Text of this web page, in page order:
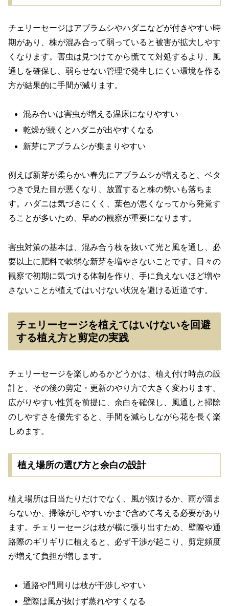
チェリーセージはアブラムシやハダニなどが付きやすい時
期があり、株が混み合って弱っていると被害が拡大しやす
くなります。害虫は見つけてから慌てて対処するより、風
通しを確保し、弱らせない管理で発生しにくい環境を作る
方が結果的に手間が減ります。
混み合いは害虫が増える温床になりやすい
乾燥が続くとハダニが出やすくなる
新芽にアブラムシが集まりやすい
例えば新芽が柔らかい春先にアブラムシが増えると、ベタ
つきで見た目が悪くなり、放置すると株の勢いも落ちま
す。ハダニは気づきにくく、葉色が悪くなってから発覚す
ることが多いため、早めの観察が重要になります。
害虫対策の基本は、混み合う枝を抜いて光と風を通し、必
要以上に肥料で軟弱な新芽を増やさないことです。日々の
観察で初期に気づける体制を作り、手に負えないほど増や
さないことが植えてはいけない状況を避ける近道です。
チェリーセージを植えてはいけないを回避
する植え方と剪定の実践
チェリーセージを楽しめるかどうかは、植え付け時点の設
計と、その後の剪定・更新のやり方で大きく変わります。
広がりやすい性質を前提に、余白を確保し、風通しと掃除
のしやすさを優先すると、手間を減らしながら花を長く楽
しめます。
植え場所の選び方と余白の設計
植え場所は日当たりだけでなく、風が抜けるか、雨が溜ま
らないか、掃除がしやすいかまで含めて考える必要があり
ます。チェリーセージは枝が横に張り出すため、壁際や通
路際のギリギリに植えると、必ず干渉が起こり、剪定頻度
が増えて負担が増します。
通路や門周りは枝が干渉しやすい
壁際は風が抜けず蒸れやすくなる